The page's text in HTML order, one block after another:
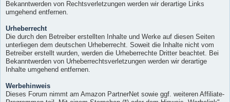
Bekanntwerden von Rechtsverletzungen werden wir derartige Links
umgehend entfernen.
Urheberrecht
Die durch den Betreiber erstellten Inhalte und Werke auf diesen Seiten
unterliegen dem deutschen Urheberrecht. Soweit die Inhalte nicht vom
Betreiber erstellt wurden, werden die Urheberrechte Dritter beachtet. Bei
Bekanntwerden von Urheberrechtsverletzungen werden wir derartige
Inhalte umgehend entfernen.
Werbehinweis
Dieses Forum nimmt am Amazon PartnerNet sowie ggf. weiteren Affiliate-